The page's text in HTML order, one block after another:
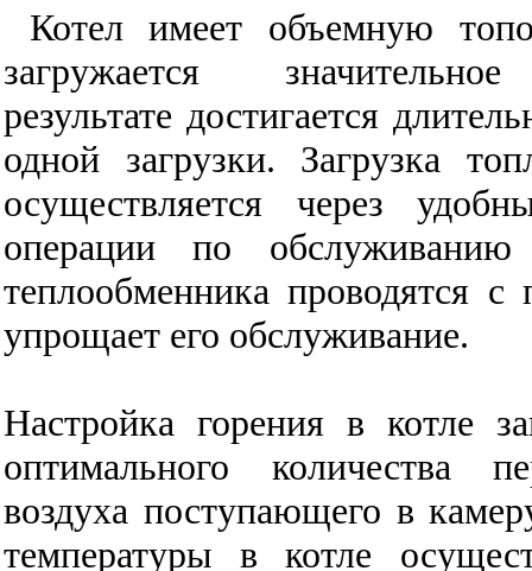
Котел имеет объемную
загружается
результате достигается
одной загрузки. Загрузка
осуществляется через
операции по
теплообменника проводятся с
упрощает его обслуживание.
Настройка горения в котле
оптимального количества
воздуха поступающего в
температуры в котле